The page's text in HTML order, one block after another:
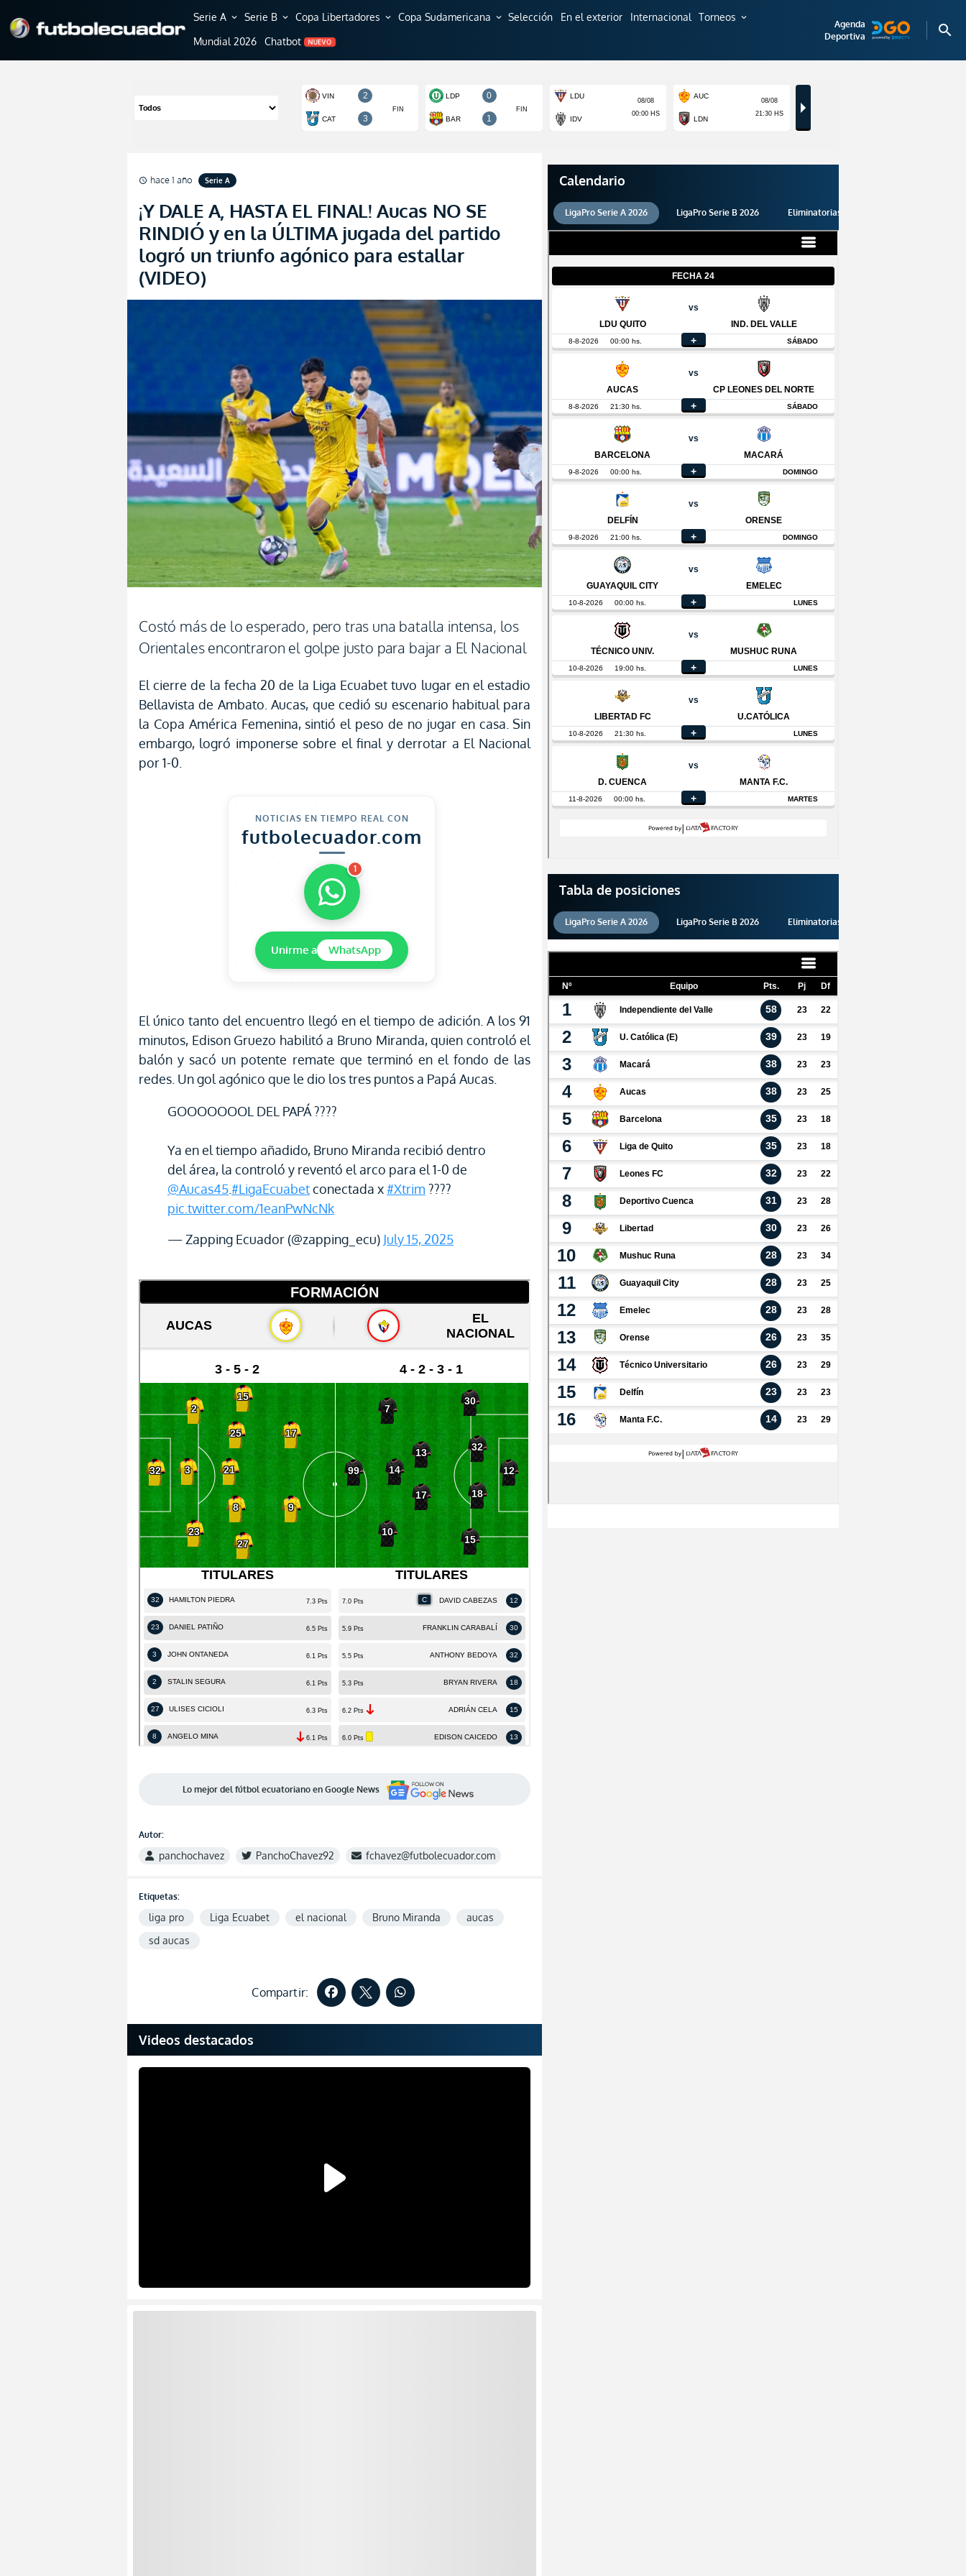
Serie A expand_more Serie B expand_more Copa Libertadores expand_more Copa Sudamericana expand_more Selección En el exterior Internacional Torneos expand_more
Mundial 2026 Chatbot NUEVO
Agenda
Deportiva
search
schedule hace 1 año Serie A
¡Y DALE A, HASTA EL FINAL! Aucas NO SE
RINDIÓ y en la ÚLTIMA jugada del partido
logró un triunfo agónico para estallar
(VIDEO)
Costó más de lo esperado, pero tras una batalla intensa, los
Orientales encontraron el golpe justo para bajar a El Nacional
El cierre de la fecha 20 de la Liga Ecuabet tuvo lugar en el estadio
Bellavista de Ambato. Aucas, que cedió su escenario habitual para
la Copa América Femenina, sintió el peso de no jugar en casa. Sin
embargo, logró imponerse sobre el final y derrotar a El Nacional
por 1-0.
NOTICIAS EN TIEMPO REAL CON
futbolecuador.com
1
Unirme a WhatsApp
El único tanto del encuentro llegó en el tiempo de adición. A los 91
minutos, Edison Gruezo habilitó a Bruno Miranda, quien controló el
balón y sacó un potente remate que terminó en el fondo de las
redes. Un gol agónico que le dio los tres puntos a Papá Aucas.
GOOOOOOOL DEL PAPÁ ????
Ya en el tiempo añadido, Bruno Miranda recibió dentro
del área, la controló y reventó el arco para el 1-0 de
@Aucas45#LigaEcuabetconectada x#Xtrim ????
pic.twitter.com/1eanPwNcNk
— Zapping Ecuador (@zapping_ecu) July 15, 2025
Lo mejor del fútbol ecuatoriano en Google News
Autor:
panchochavez PanchoChavez92 fchavez@futbolecuador.com
Etiquetas:
liga pro Liga Ecuabet el nacional Bruno Miranda
aucas
sd aucas
Compartir:
Videos destacados
Calendario
LigaPro Serie A 2026 LigaPro Serie B 2026 Eliminatorias 2026
Tabla de posiciones
LigaPro Serie A 2026 LigaPro Serie B 2026 Eliminatorias 2026